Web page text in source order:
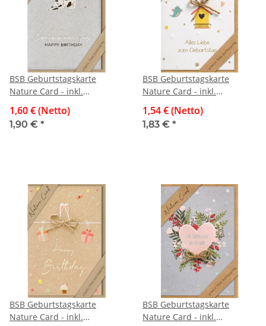
BSB Geburtstagskarte
Nature Card - inkl.
1,60 € (Netto)
1,90 € *
BSB Geburtstagskarte
Nature Card - inkl.
1,54 € (Netto)
1,83 € *
BSB Geburtstagskarte
Nature Card - inkl.
BSB Geburtstagskarte
Nature Card - inkl.